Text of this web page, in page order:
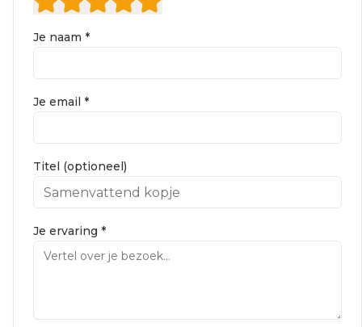
Je naam *
Je email *
Titel (optioneel)
Je ervaring *